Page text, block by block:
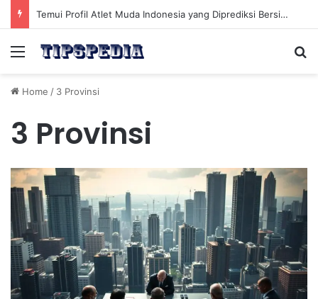
Temui Profil Atlet Muda Indonesia yang Diprediksi Bersinar
Menu
Home / 3 Provinsi
3 Provinsi